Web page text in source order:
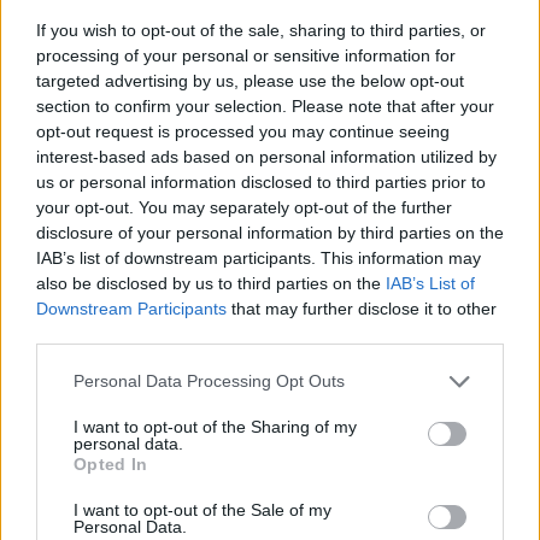
If you wish to opt-out of the sale, sharing to third parties, or
processing of your personal or sensitive information for
targeted advertising by us, please use the below opt-out
section to confirm your selection. Please note that after your
opt-out request is processed you may continue seeing
interest-based ads based on personal information utilized by
us or personal information disclosed to third parties prior to
your opt-out. You may separately opt-out of the further
disclosure of your personal information by third parties on the
IAB’s list of downstream participants. This information may
also be disclosed by us to third parties on the IAB’s List of
Downstream Participants that may further disclose it to other
Personal Data Processing Opt Outs
I want to opt-out of the Sharing of my
personal data.
Opted In
I want to opt-out of the Sale of my
Personal Data.
Studánky a prameny v Čechách, na Moravě, ve Slezsku
i na Slovensku
10.7.2018 | PRAHA (Ekolist.cz)
Prameny a studánky provázejí
lidstvo od nepaměti. Nalézt ve
správné chvíli v přírodě
pramínek čisté vody je úžasný
pocit, který vyzkoušeli už
dávní poutníci, lovci i zemědělci. U každého obydlí býval pramen,
lidé pracující v parném létě na polích využívali vodu z lesních
studánek. Studánky sloužily i poutníkům. Lidé se proto o studánky
starali a všemožně přirozené zdroje vody chránili – budovali kolem
nich drobné stavbičky, stavěli jednoduché či složitější stříšky,
Díky divokým koním kvete milovická pastvina
kopretinami a šalvějí
10.6.2018 | PRAHA (Ekolist.cz
pokračuje. Nejviditelnější je v